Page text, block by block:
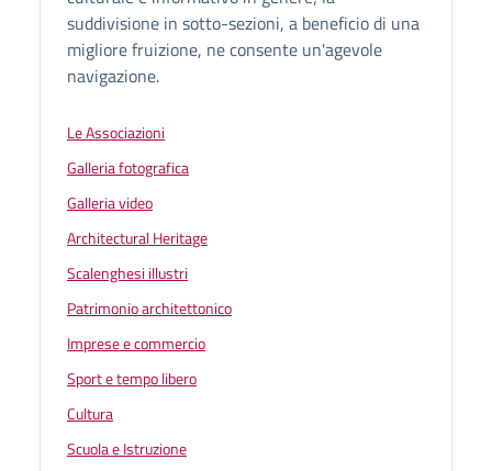
suddivisione in sotto-sezioni, a beneficio di una
migliore fruizione, ne consente un'agevole
navigazione.
Le Associazioni
Galleria fotografica
Galleria video
Architectural Heritage
Scalenghesi illustri
Patrimonio architettonico
Imprese e commercio
Sport e tempo libero
Cultura
Scuola e Istruzione